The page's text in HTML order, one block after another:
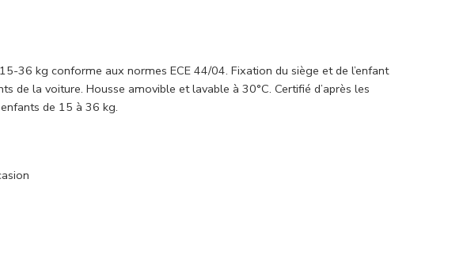
36 kg conforme aux normes ECE 44/04. Fixation du siège et de l’enfant
de la voiture. Housse amovible et lavable à 30°C. Certifié d’après les
de 15 à 36 kg.